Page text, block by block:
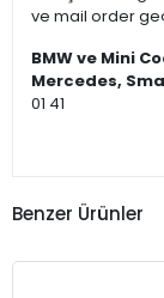
ve mail order
BMW ve Mini
Mercedes,
01 41
Benzer Ürünler